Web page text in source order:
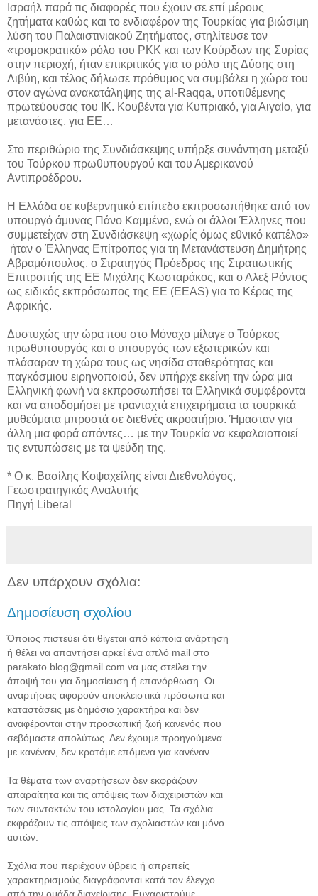
Ισραήλ παρά τις διαφορές που έχουν σε επί μέρους
ζητήματα καθώς και το ενδιαφέρον της Τουρκίας για βιώσιμη
λύση του Παλαιστινιακού Ζητήματος, στηλίτευσε τον
«τρομοκρατικό» ρόλο του ΡΚΚ και των Κούρδων της Συρίας
στην περιοχή, ήταν επικριτικός για το ρόλο της Δύσης στη
Λιβύη, και τέλος δήλωσε πρόθυμος να συμβάλει η χώρα του
στον αγώνα ανακατάληψης της al-Raqqa, υποτιθέμενης
πρωτεύουσας του ΙΚ. Κουβέντα για Κυπριακό, για Αιγαίο, για
μετανάστες, για ΕΕ…
Στο περιθώριο της Συνδιάσκεψης υπήρξε συνάντηση μεταξύ
του Τούρκου πρωθυπουργού και του Αμερικανού
Αντιπροέδρου.
Η Ελλάδα σε κυβερνητικό επίπεδο εκπροσωπήθηκε από τον
υπουργό άμυνας Πάνο Καμμένο, ενώ οι άλλοι Έλληνες που
συμμετείχαν στη Συνδιάσκεψη «χωρίς όμως εθνικό καπέλο»
ήταν ο Έλληνας Επίτροπος για τη Μετανάστευση Δημήτρης
Αβραμόπουλος, ο Στρατηγός Πρόεδρος της Στρατιωτικής
Επιτροπής της ΕΕ Μιχάλης Κωσταράκος, και ο Αλεξ Ρόντος
ως ειδικός εκπρόσωπος της ΕΕ (EEAS) για το Κέρας της
Αφρικής.
Δυστυχώς την ώρα που στο Μόναχο μίλαγε ο Τούρκος
πρωθυπουργός και ο υπουργός των εξωτερικών και
πλάσαραν τη χώρα τους ως νησίδα σταθερότητας και
παγκόσμιου ειρηνοποιού, δεν υπήρχε εκείνη την ώρα μια
Ελληνική φωνή να εκπροσωπήσει τα Ελληνικά συμφέροντα
και να αποδομήσει με τρανταχτά επιχειρήματα τα τουρκικά
μυθεύματα μπροστά σε διεθνές ακροατήριο. Ήμασταν για
άλλη μια φορά απόντες… με την Τουρκία να κεφαλαιοποιεί
τις εντυπώσεις με τα ψεύδη της.
* Ο κ. Βασίλης Κοψαχείλης είναι Διεθνολόγος,
Γεωστρατηγικός Αναλυτής
Πηγή Liberal
Δεν υπάρχουν σχόλια:
Δημοσίευση σχολίου
Όποιος πιστεύει ότι θίγεται από κάποια ανάρτηση
ή θέλει να απαντήσει αρκεί ένα απλό mail στο
parakato.blog@gmail.com να μας στείλει την
άποψή του για δημοσίευση ή επανόρθωση. Οι
αναρτήσεις αφορούν αποκλειστικά πρόσωπα και
καταστάσεις με δημόσιο χαρακτήρα και δεν
αναφέρονται στην προσωπική ζωή κανενός που
σεβόμαστε απολύτως. Δεν έχουμε προηγούμενα
με κανέναν, δεν κρατάμε επόμενα για κανέναν.
Τα θέματα των αναρτήσεων δεν εκφράζουν
απαραίτητα και τις απόψεις των διαχειριστών και
των συντακτών του ιστολογίου μας. Τα σχόλια
εκφράζουν τις απόψεις των σχολιαστών και μόνο
αυτών.
Σχόλια που περιέχουν ύβρεις ή απρεπείς
χαρακτηρισμούς διαγράφονται κατά τον έλεγχο
από την ομάδα διαχείρισης. Ευχαριστούμε.